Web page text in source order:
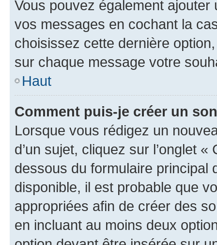
Vous pouvez également
vos messages en cochant la
choisissez cette dernière
sur chaque message votre
Haut
Comment puis-je créer un
Lorsque vous rédigez un
d’un sujet, cliquez sur l’onglet
dessous du formulaire principal
disponible, il est probable que
appropriées afin de créer des
en incluant au moins deux